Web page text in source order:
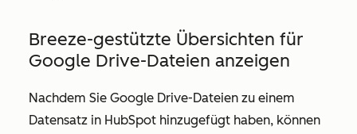
Breeze-gestützte Übersichten für
Google Drive-Dateien anzeigen
Nachdem Sie Google Drive-Dateien zu einem
Datensatz in HubSpot hinzugefügt haben, können